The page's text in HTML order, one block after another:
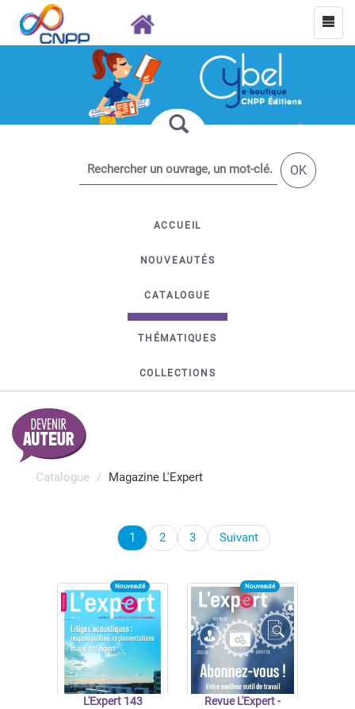
OK
ACCUEIL
NOUVEAUTÉS
CATALOGUE
THÉMATIQUES
COLLECTIONS
Catalogue Magazine L'Expert
1 2 3 Suivant
Nouveauté
L'Expert 143
Nouveauté
Revue L'Expert -